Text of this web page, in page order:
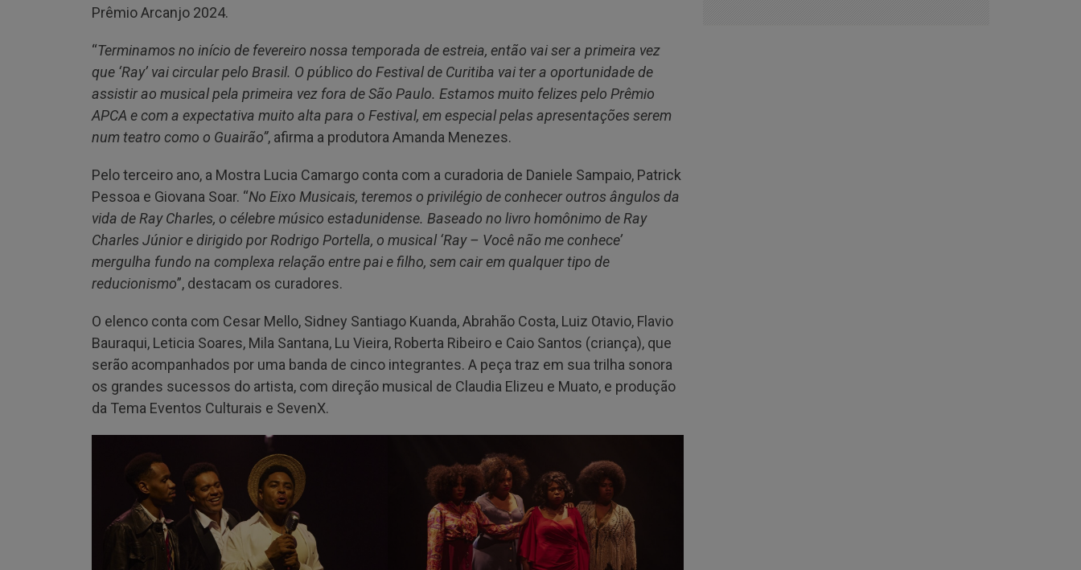
Prêmio Arcanjo 2024.
“Terminamos no início de fevereiro nossa temporada de estreia, então vai ser a primeira vez
que ‘Ray’ vai circular pelo Brasil. O público do Festival de Curitiba vai ter a oportunidade de
assistir ao musical pela primeira vez fora de São Paulo. Estamos muito felizes pelo Prêmio
APCA e com a expectativa muito alta para o Festival, em especial pelas apresentações serem
num teatro como o Guairão”, afirma a produtora Amanda Menezes.
Pelo terceiro ano, a Mostra Lucia Camargo conta com a curadoria de Daniele Sampaio, Patrick
Pessoa e Giovana Soar. “No Eixo Musicais, teremos o privilégio de conhecer outros ângulos da
vida de Ray Charles, o célebre músico estadunidense. Baseado no livro homônimo de Ray
Charles Júnior e dirigido por Rodrigo Portella, o musical ‘Ray – Você não me conhece’
mergulha fundo na complexa relação entre pai e filho, sem cair em qualquer tipo de
reducionismo”, destacam os curadores.
O elenco conta com Cesar Mello, Sidney Santiago Kuanda, Abrahão Costa, Luiz Otavio, Flavio
Bauraqui, Leticia Soares, Mila Santana, Lu Vieira, Roberta Ribeiro e Caio Santos (criança), que
serão acompanhados por uma banda de cinco integrantes. A peça traz em sua trilha sonora
os grandes sucessos do artista, com direção musical de Claudia Elizeu e Muato, e produção
da Tema Eventos Culturais e SevenX.